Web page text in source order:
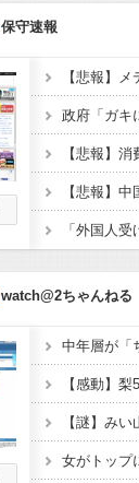
保守速報
watch@2ちゃんねる
女がトップ